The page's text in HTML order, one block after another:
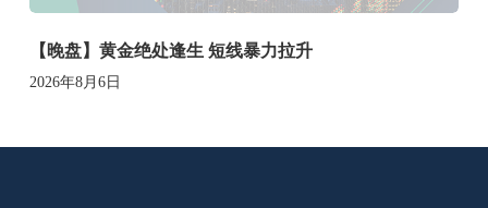
【晚盘】黄金绝处逢生 短线暴力拉升
2026年8月6日